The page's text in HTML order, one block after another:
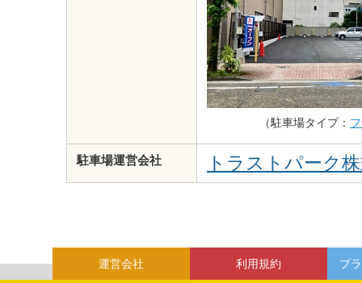
（駐車場タイプ：
駐車場運営会社 トラストパーク
運営会社 利用規約 プ